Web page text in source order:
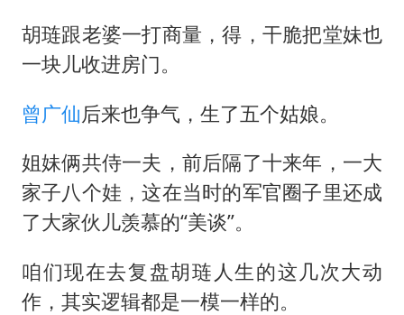
胡琏跟老婆一打商量，得，干脆把堂妹也
一块儿收进房门。
曾广仙后来也争气，生了五个姑娘。
姐妹俩共侍一夫，前后隔了十来年，一大
家子八个娃，这在当时的军官圈子里还成
了大家伙儿羡慕的“美谈”。
咱们现在去复盘胡琏人生的这几次大动
作，其实逻辑都是一模一样的。